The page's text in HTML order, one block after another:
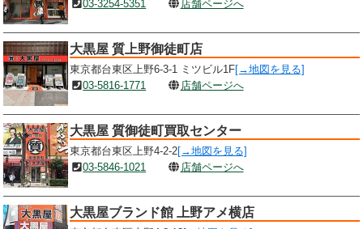
03-3254-5351
店舗ページへ
大黒屋 質上野御徒町店
東京都台東区上野6-3-1 ミツビル1F[→地図を見る]
03-5816-1771
店舗ページへ
大黒屋 質御徒町買取センター
東京都台東区上野4-2-2[→地図を見る]
03-5846-1021
店舗ページへ
大黒屋ブランド館 上野アメ横店